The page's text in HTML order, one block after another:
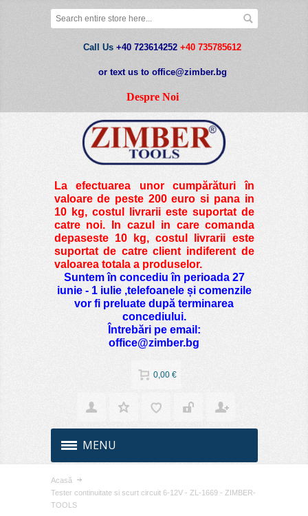
Call Us +40 723614252 +40 735785612
or text us to office@zimber.bg
Despre Noi
La efectuarea unor cumpărături în
valoare de peste200 euro si pana in
10 kg, costul livrarii este suportat de
catre noi. In cazul in care comanda
depaseste 10 kg, costul livrarii este
suportat de catre client indiferent de
valoarea totala a produselor.
Suntem în concediu în perioada 27
iunie - 1 iulie ,telefoanele și comenzile
vor fi preluate după terminarea
concediului.
Întrebări pe email:
office@zimber.bg
0,00 €
MENU
Acasă
Tester continuitate si scurt circuit 6-12V - ZL-1669 - ZIMBER-
TOOLS